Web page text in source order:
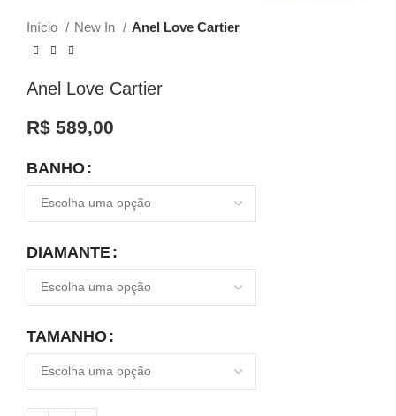
Início New In Anel Love Cartier
Anel Love Cartier
R$ 589,00
BANHO
DIAMANTE
TAMANHO